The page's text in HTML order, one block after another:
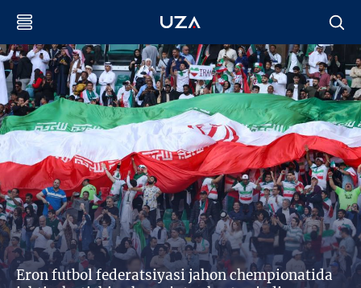
Eron futbol federatsiyasi jahon chempionatida